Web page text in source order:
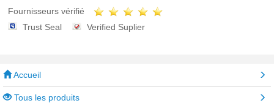
Fournisseurs vérifié
Trust Seal
Verified Suplier
Accueil
Tous les produits